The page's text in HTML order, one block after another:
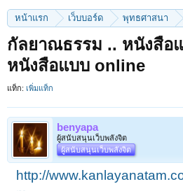
หน้าแรก เว็บบอร์ด พุทธศาสนา
กัลยาณธรรม .. หนังสือ
หนังสือแบบ online
แท็ก: เพิ่มแท็ก
benyapa
ผู้สนับสนุนเว็บพลังจิต
ผู้สนับสนุนเว็บพลังจิต
http://